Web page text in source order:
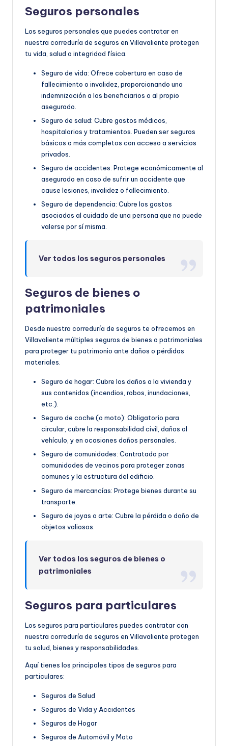
Seguros personales
Los seguros personales que puedes contratar en
nuestra correduría de seguros en Villavaliente protegen
tu vida, salud o integridad física.
Seguro de vida: Ofrece cobertura en caso de
fallecimiento o invalidez, proporcionando una
indemnización a los beneficiarios o al propio
asegurado.
Seguro de salud: Cubre gastos médicos,
hospitalarios y tratamientos. Pueden ser seguros
básicos o más completos con acceso a servicios
privados.
Seguro de accidentes: Protege económicamente al
asegurado en caso de sufrir un accidente que
cause lesiones, invalidez o fallecimiento.
Seguro de dependencia: Cubre los gastos
asociados al cuidado de una persona que no puede
valerse por sí misma.
Ver todos los seguros personales
Seguros de bienes o
patrimoniales
Desde nuestra correduría de seguros te ofrecemos en
Villavaliente múltiples seguros de bienes o patrimoniales
para proteger tu patrimonio ante daños o pérdidas
materiales.
Seguro de hogar: Cubre los daños a la vivienda y
sus contenidos (incendios, robos, inundaciones,
etc.).
Seguro de coche (o moto): Obligatorio para
circular, cubre la responsabilidad civil, daños al
vehículo, y en ocasiones daños personales.
Seguro de comunidades: Contratado por
comunidades de vecinos para proteger zonas
comunes y la estructura del edificio.
Seguro de mercancías: Protege bienes durante su
transporte.
Seguro de joyas o arte: Cubre la pérdida o daño de
objetos valiosos.
Ver todos los seguros de bienes o
patrimoniales
Seguros para particulares
Los seguros para particulares puedes contratar con
nuestra correduría de seguros en Villavaliente protegen
tu salud, bienes y responsabilidades.
Aquí tienes los principales tipos de seguros para
particulares:
Seguros de Salud
Seguros de Vida y Accidentes
Seguros de Hogar
Seguros de Automóvil y Moto